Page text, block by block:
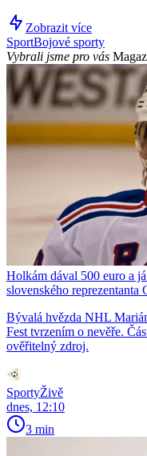
Zobrazit více
SportBojové sporty
Vybrali jsme pro vás
Holkám dával 500 euro a
slovenského reprezentanta
Bývalá hvězda NHL
Fest tvrzením o nevěře.
ověřitelný zdroj.
SportyŽivě
dnes, 12:10
3 min